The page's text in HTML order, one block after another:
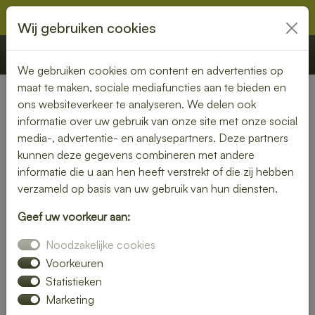
€ 0,00 Offerte Bestellen
Nederland» Meedhuizen
Verse lunch laten bezorgen in
Meedhuizen – geniet zonder
zorgen
bezorgservice in Meedhuizen. Van knapperige broodjes tot
kleurrijke salades – wij bezorgen jouw favoriete
lunchgerechten precies wanneer jij het nodig hebt. Ideaal
voor thuis, op kantoor of tijdens een vergadering.
Wij gebruiken cookies
We gebruiken cookies om content en advertenties op
maat te maken, sociale mediafuncties aan te bieden en
ons websiteverkeer te analyseren. We delen ook
informatie over uw gebruik van onze site met onze social
media-, advertentie- en analysepartners. Deze partners
kunnen deze gegevens combineren met andere
informatie die u aan hen heeft verstrekt of die zij hebben
verzameld op basis van uw gebruik van hun diensten.
Geef uw voorkeur aan:
Noodzakelijke cookies
Voorkeuren
Statistieken
Marketing